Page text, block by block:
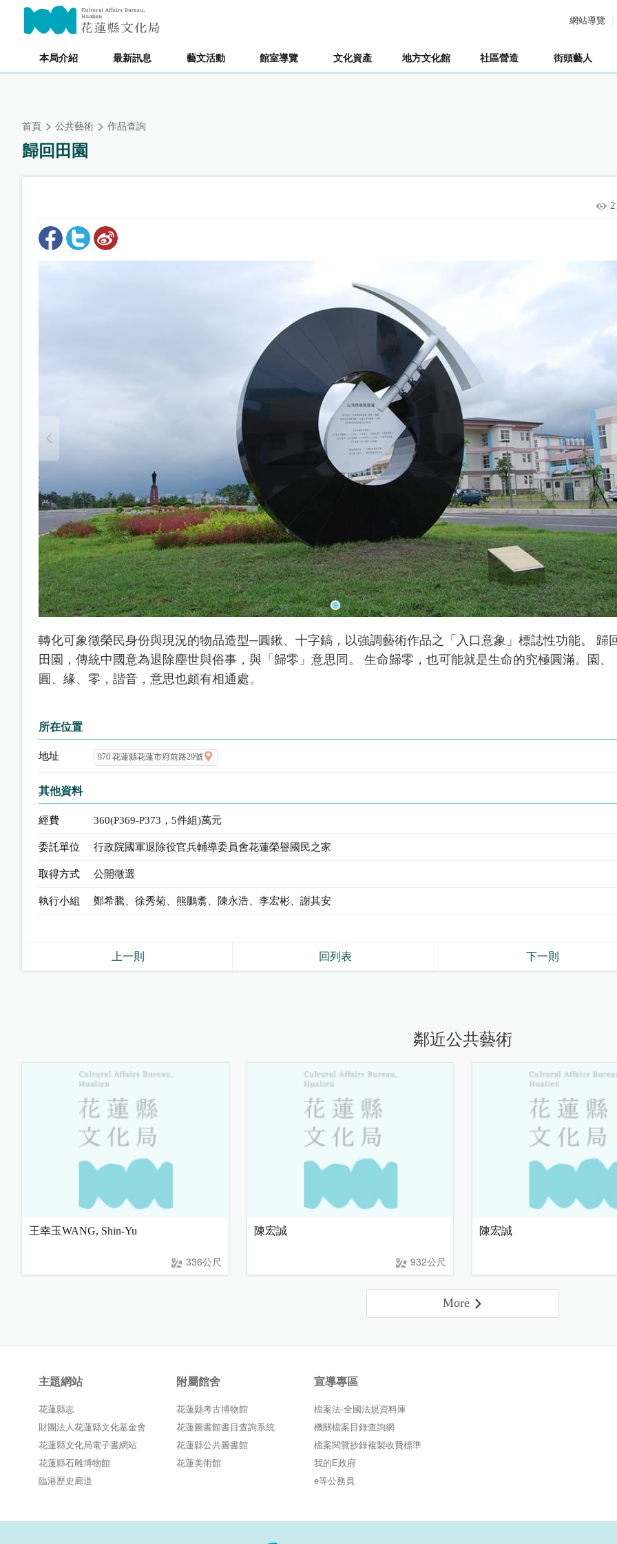
內
網站導覽
本局介紹 最新訊息 藝文活動 館室導覽 文化資產 地方文化館 社區營造 街頭藝人
主要內容區塊
首頁 公共藝術 作品查詢
歸回田園
轉化可象徵榮民身份與現況的物品造型─圓鍬、十字鎬，以強調藝術作品之「入口意象」標誌性功能。 歸
田園，傳統中國意為退除塵世與俗事，與「歸零」意思同。 生命歸零，也可能就是生命的究極圓滿。園、
圓、緣、零，諧音，意思也頗有相通處。
所在位置
地址 970 花蓮縣花蓮市府前路29號
其他資料
經費 360(P369-P373，5件組)萬元
委託單位 行政院國軍退除役官兵輔導委員會花蓮榮譽國民之家
取得方式 公開徵選
執行小組 鄭希騰、徐秀菊、熊鵬翥、陳永浩、李宏彬、謝其安
上一則 回列表 下一則
鄰近公共藝術
王幸玉WANG, Shin-Yu
336公尺
陳宏誠
932公尺
陳宏誠
More
主題網站
花蓮縣志
財團法人花蓮縣文化基金會
花蓮縣文化局電子書網站
花蓮縣石雕博物館
臨港歷史廊道
附屬館舍
花蓮縣考古博物館
花蓮圖書館書目查詢系統
花蓮縣公共圖書館
花蓮美術館
宣導專區
檔案法-全國法規資料庫
機關檔案目錄查詢網
檔案閱覽抄錄複製收費標準
我的E政府
e等公務員